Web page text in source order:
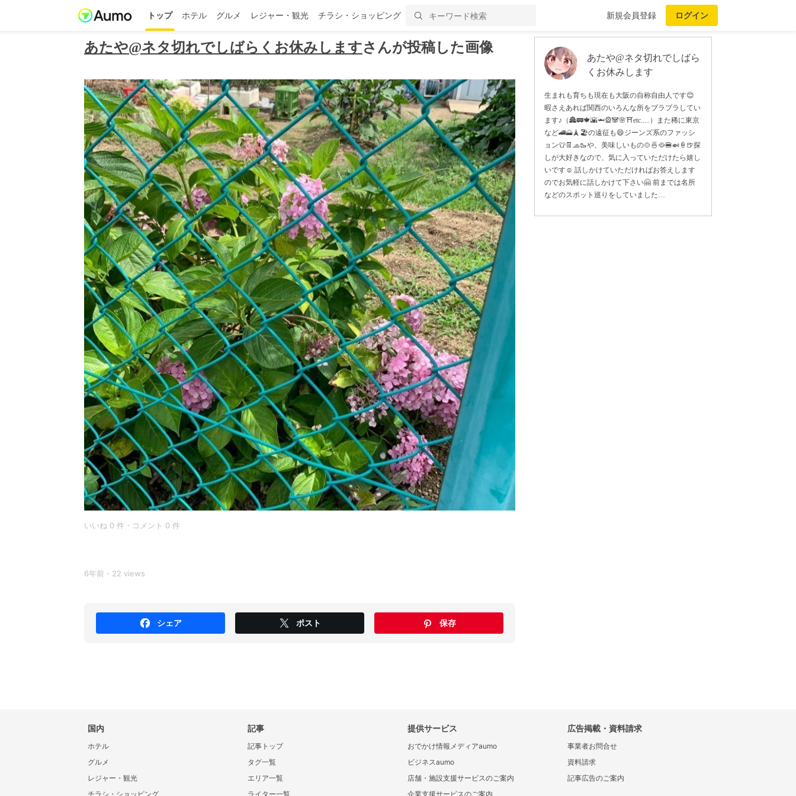
トップ ホテル グルメ レジャー・観光 チラシ・ショッピング 新規会員登録 ログイン
あたや@ネタ切れでしばらくお休みしますさんが投稿した画像
いいね 0 件・コメント 0 件
6年前・22 views
シェア ポスト 保存
あたや@ネタ切れでしばら
くお休みします
生まれも育ちも現在も大阪の自称自由人です😊
暇さえあれば関西のいろんな所をブラブラしてい
ます♪（🏯🚃🍁🌇🦈🎡🐼🌸⛩etc.....）また稀に東京
など🚄🗻🗼🏖の遠征も😄ジーンズ系のファッシ
ョン👕👖🧢🥾や、美味しいもの🍲🍜🥘🍔🍛🍦🍺探
しが大好きなので、気に入っていただけたら嬉し
いです☺️ 話しかけていただければお答えします
のでお気軽に話しかけて下さい🤗 前までは名所
などのスポット巡りをしていました…
国内
ホテル
グルメ
レジャー・観光
チラシ・ショッピング
記事
記事トップ
タグ一覧
エリア一覧
ライター一覧
提供サービス
おでかけ情報メディアaumo
ビジネスaumo
店舗・施設支援サービスのご案内
企業支援サービスのご案内
広告掲載・資料請求
事業者お問合せ
資料請求
記事広告のご案内